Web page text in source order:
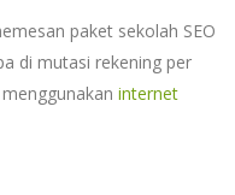
paket sekolah SEO
di mutasi rekening per
internet